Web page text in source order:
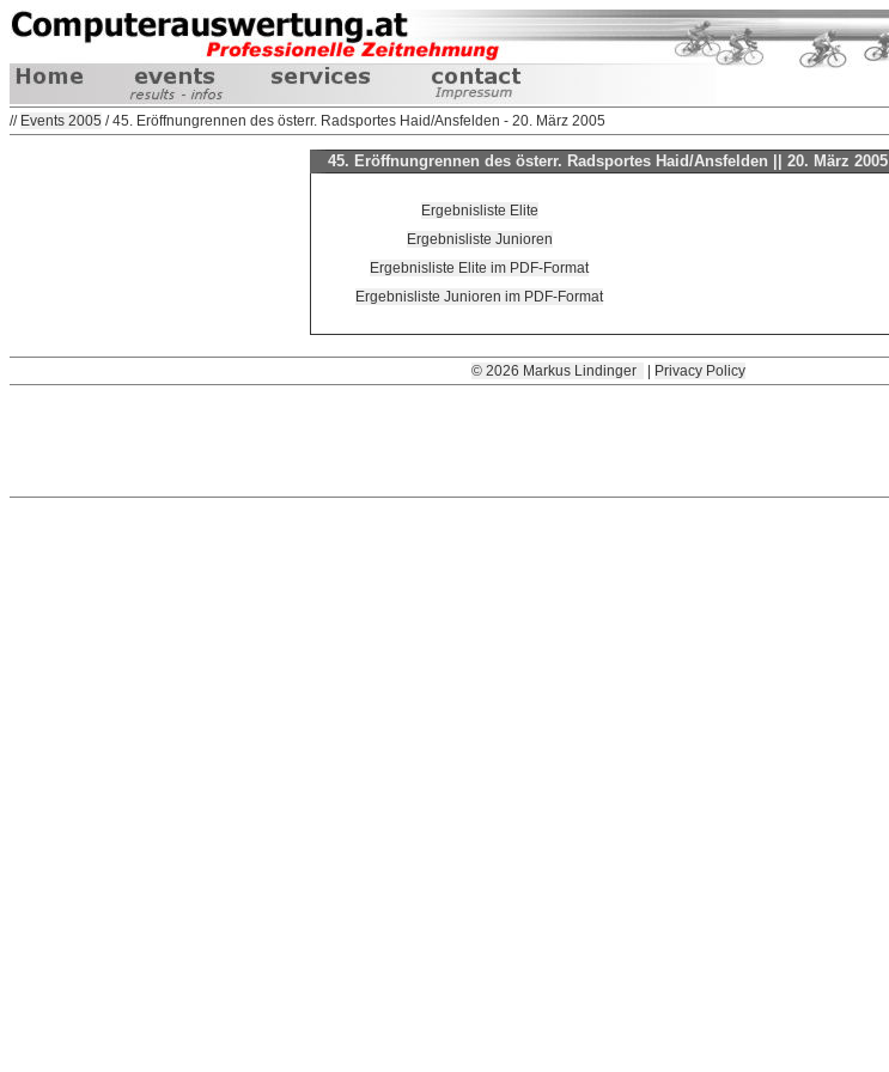
// Events 2005 / 45. Eröffnungrennen des österr. Radsportes Haid/Ansfelden - 20. März 2005
45. Eröffnungrennen des österr. Radsportes Haid/Ansfelden || 20. März 2005
Ergebnisliste Elite
Ergebnisliste Junioren
Ergebnisliste Elite im PDF-Format
Ergebnisliste Junioren im PDF-Format
© 2026 Markus Lindinger Privacy Policy